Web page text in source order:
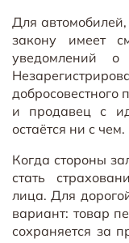
Для
закону имеет
уведомлений о
добросовестного
и продавец с
остаётся ни с чем.
Когда стороны
стать
лица. Для
вариант: товар
сохраняется за